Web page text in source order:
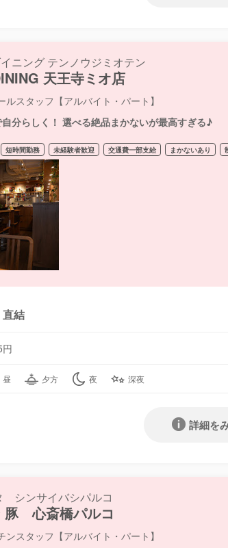
ニング テンノウジミオテン
天王寺ミオ店
スタッフ【アルバイト・パート】
分らしく！ 選べる絶品まかないが最高すぎる♪
短時間勤務 未経験者歓迎 交通費一部支給 まかないあり
結
昼 夕方 夜 深夜
詳細を
シンサイバシパルコ
豚 心斎橋パルコ
スタッフ【アルバイト・パート】